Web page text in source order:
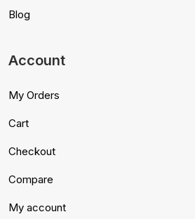
Blog
Account
My Orders
Cart
Checkout
Compare
My account